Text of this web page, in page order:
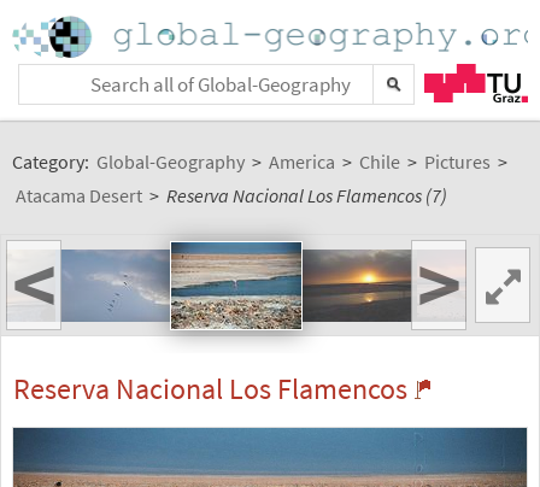
Category: Global-Geography > America > Chile > Pictures >
Atacama Desert > Reserva Nacional Los Flamencos (7)
< >
Reserva Nacional Los Flamencos